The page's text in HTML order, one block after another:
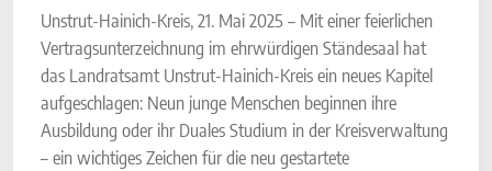
Unstrut-Hainich-Kreis, 21. Mai 2025 – Mit einer feierlichen
Vertragsunterzeichnung im ehrwürdigen Ständesaal hat
das Landratsamt Unstrut-Hainich-Kreis ein neues Kapitel
aufgeschlagen: Neun junge Menschen beginnen ihre
Ausbildung oder ihr Duales Studium in der Kreisverwaltung
– ein wichtiges Zeichen für die neu gestartete